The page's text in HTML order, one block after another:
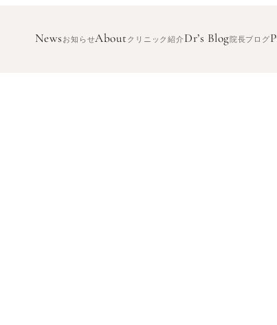
News お知らせAboutクリニック紹介Dr’s Blog院長ブログ